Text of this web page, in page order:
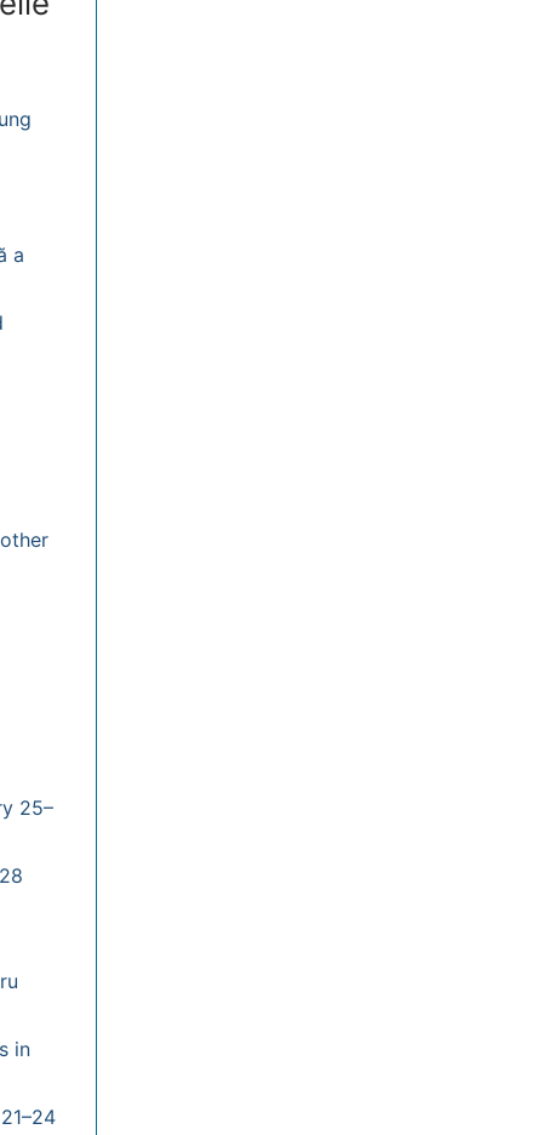
a
25–
in